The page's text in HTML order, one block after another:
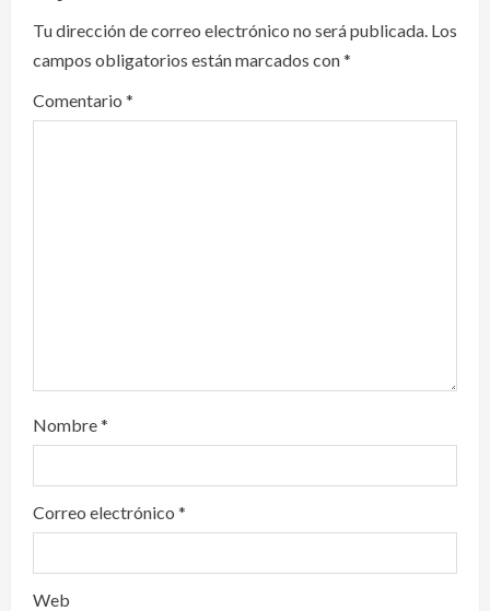
i
g
a
Tu dirección de correo electrónico no será publicada. Los
campos obligatorios están marcados con*
Comentario *
Nombre*
Correo electrónico *
Web